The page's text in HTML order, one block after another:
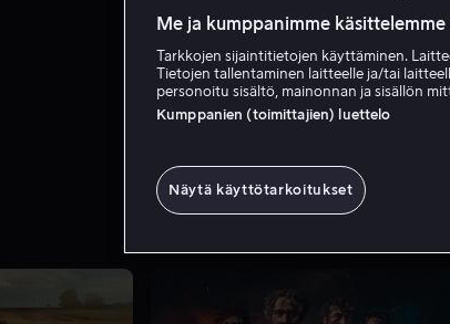
Me ja kumppanimme
Tarkkojen sijaintitietojen käyttäminen.
Tietojen tallentaminen laitteelle ja/tai
personoitu sisältö, mainonnan ja sisällön
Kumppanien (toimittajien) luettelo
Näytä käyttötarkoitukset